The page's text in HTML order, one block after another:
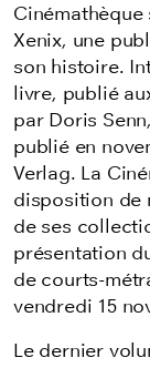
Xenix, une
son histoire.
livre, publié
par Doris
publié en
Verlag. La
disposition de
de ses
présentation
de courts-
vendredi 15
Le dernier